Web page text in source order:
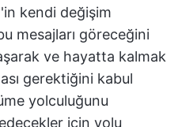
kendi değişim
mesajları göreceğini
ve hayatta kalmak
gerektiğini kabul
yolculuğunu
için yolu